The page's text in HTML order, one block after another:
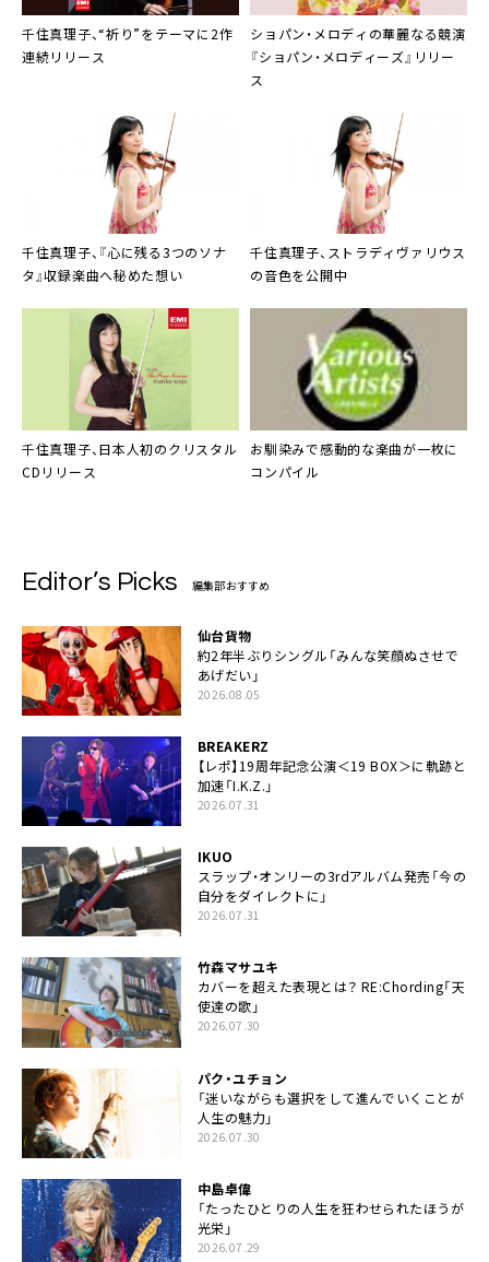
千住真理子、“祈り”をテーマに2作
連続リリース
ショパン・メロディの華麗なる競演
『ショパン・メロディーズ』リリー
ス
千住真理子、『心に残る3つのソナ
タ』収録楽曲へ秘めた想い
千住真理子、ストラディヴァリウス
の音色を公開中
千住真理子、日本人初のクリスタル
CDリリース
お馴染みで感動的な楽曲が一枚に
コンパイル
Editor’s Picks 編集部おすすめ
仙台貨物
約2年半ぶりシングル「みんな笑顔ぬさせで
あげだい」
2026.08.05
BREAKERZ
【レポ】19周年記念公演＜19 BOX＞に軌跡と
加速「I.K.Z.」
2026.07.31
IKUO
スラップ・オンリーの3rdアルバム発売「今の
自分をダイレクトに」
2026.07.31
竹森マサユキ
カバーを超えた表現とは？ RE:Chording「天
使達の歌」
2026.07.30
パク・ユチョン
「迷いながらも選択をして進んでいくことが
人生の魅力」
2026.07.30
中島卓偉
「たったひとりの人生を狂わせられたほうが
光栄」
2026.07.29